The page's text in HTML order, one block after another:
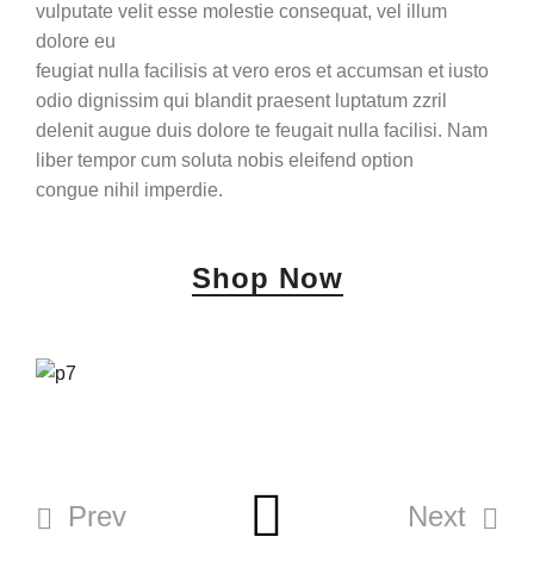
vulputate velit esse molestie consequat, vel illum
dolore eu
feugiat nulla facilisis at vero eros et accumsan et iusto
odio dignissim qui blandit praesent luptatum zzril
delenit augue duis dolore te feugait nulla facilisi. Nam
liber tempor cum soluta nobis eleifend option
congue nihil imperdie.
Shop Now
Prev Next